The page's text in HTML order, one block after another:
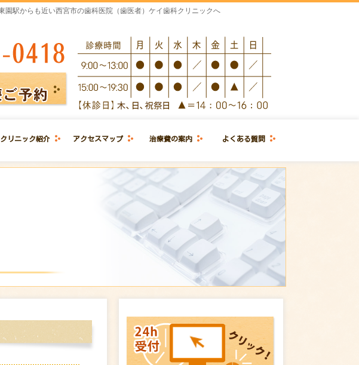
駅からも近い西宮市の歯科医院（歯医者）ケイ歯科クリニックへ
クリニック紹介 アクセスマップ 治療費の案内 よくある質問